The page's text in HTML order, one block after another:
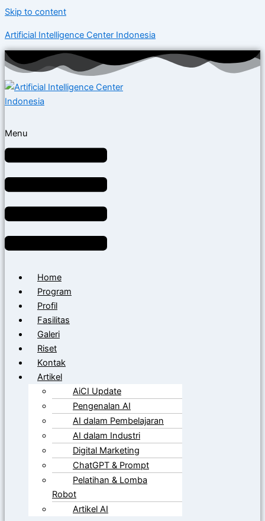
Skip to content
Artificial Intelligence Center Indonesia
Menu
Home
Program
Profil
Fasilitas
Galeri
Riset
Kontak
Artikel
AiCI Update
Pengenalan AI
AI dalam Pembelajaran
AI dalam Industri
Digital Marketing
ChatGPT & Prompt
Pelatihan & Lomba
Robot
Artikel AI